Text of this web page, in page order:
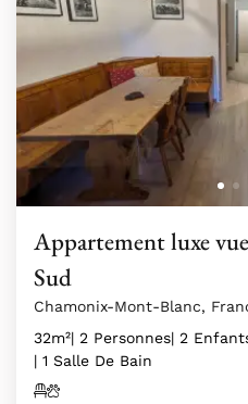
Appartement luxe
Sud
Chamonix-Mont-Blanc,
32m²| 2 Personnes| 2
| 1 Salle De Bain